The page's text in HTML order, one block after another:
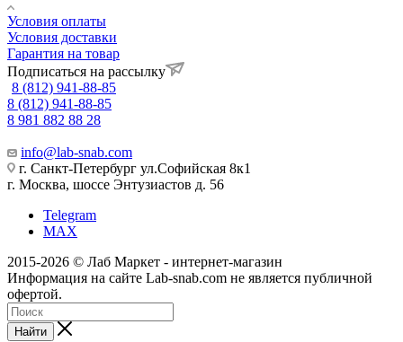
Условия оплаты
Условия доставки
Гарантия на товар
Подписаться на рассылку
8 (812) 941-88-85
8 (812) 941-88-85
8 981 882 88 28
info@lab-snab.com
г. Санкт-Петербург ул.Софийская 8к1
г. Москва, шоссе Энтузиастов д. 56
Telegram
MAX
2015-2026 © Лаб Маркет - интернет-магазин
Информация на сайте Lab-snab.com не является публичной
офертой.
Найти